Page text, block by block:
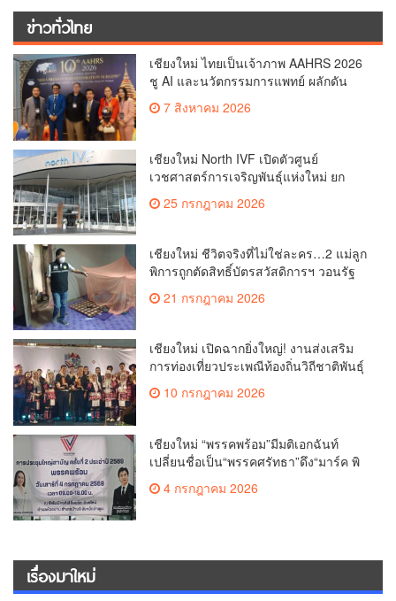
ข่าวทั่วไทย
เชียงใหม่ ไทยเป็นเจ้าภาพ AAHRS 2026
ชู AI และนวัตกรรมการแพทย์ ผลักดัน
Medical Hub และศูนย์กลางปลูกผมแห่ง
เอเชีย(คลิป)
7 สิงหาคม 2026
เชียงใหม่ North IVF เปิดตัวศูนย์
เวชศาสตร์การเจริญพันธุ์แห่งใหม่ ยก
บุตรยากของภูมิภาค(คลิป)
25 กรกฎาคม 2026
เชียงใหม่ ชีวิตจริงที่ไม่ใช่ละคร…2 แม่ลูก
พิการถูกตัดสิทธิ์บัตรสวัสดิการฯ วอนรัฐ
21 กรกฎาคม 2026
เชียงใหม่ เปิดฉากยิ่งใหญ่! งานส่งเสริม
การท่องเที่ยวประเพณีท้องถิ่นวิถีชาติพันธุ์
ล้านนา(คลิป)
10 กรกฎาคม 2026
เชียงใหม่ “พรรคพร้อม”มีมติเอกฉันท์
เปลี่ยนชื่อเป็น“พรรคศรัทธา”ดึง“มาร์ค พิ
4 กรกฎาคม 2026
เรื่องมาใหม่